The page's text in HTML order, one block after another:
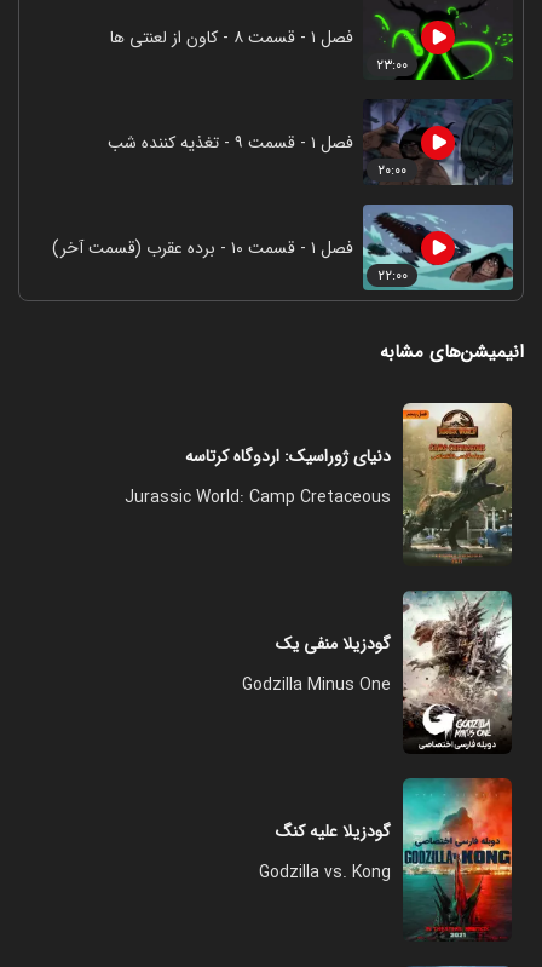
۲۳:۰۰
فصل ۱ - قسمت ۸ - کاون از لعنتی ها
۲۰:۰۰
فصل ۱ - قسمت ۹ - تغذیه کننده شب
۲۲:۰۰
فصل ۱ - قسمت ۱۰ - برده عقرب (قسمت آخر)
انیمیشن‌های مشابه
دنیای ژوراسیک: اردوگاه کرتاسه
Jurassic World: Camp Cretaceous
گودزیلا منفی یک
Godzilla Minus One
گودزیلا علیه کنگ
Godzilla vs. Kong